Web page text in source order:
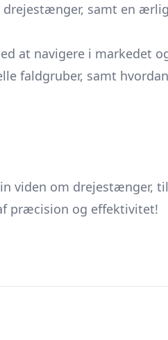
samt en
at navigere i markedet
faldgruber, samt
viden om drejestænger,
præcision og effektivitet!
stødt på
. Men
typer og